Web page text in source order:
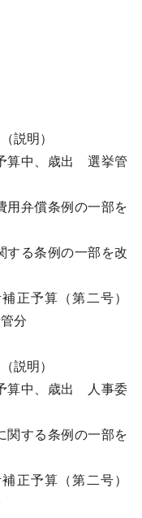
説明）
算中、歳出 選挙管
用弁償条例の一部を
する条例の一部を改
正予算（第二号）
分
説明）
算中、歳出 人事委
関する条例の一部を
正予算（第二号）